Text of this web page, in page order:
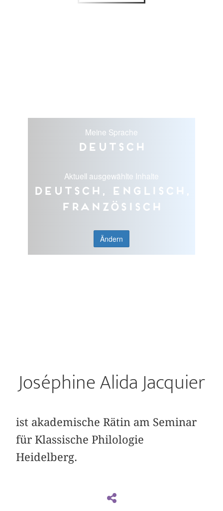
Meine Sprache
Deutsch
Aktuell ausgewählte Inhalte
Deutsch, Englisch,
Französisch
Ändern
Joséphine Alida Jacquier
ist akademische Rätin am Seminar
für Klassische Philologie
Heidelberg.